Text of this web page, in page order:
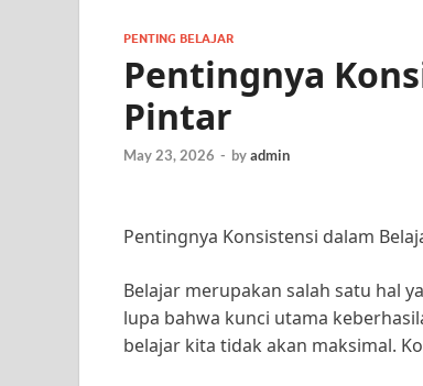
PENTING BELAJAR
Pentingnya
Pintar
May 23, 2026 - byadmin
Pentingnya Konsistensi dalam
Belajar merupakan salah satu hal
lupa bahwa kunci utama
belajar kita tidak akan maksimal.